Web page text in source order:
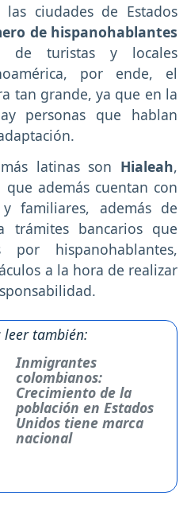
ciudades de Estados
de hispanohablantes
turistas y locales
por ende, el
tan grande, ya que en la
personas que hablan
latinas son Hialeah,
que además cuentan con
familiares, además de
trámites bancarios que
hispanohablantes,
a la hora de realizar
leer también:
Inmigrantes
colombianos:
Crecimiento de la
población en Estados
Unidos tiene marca
nacional